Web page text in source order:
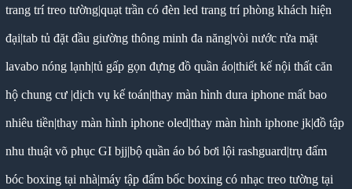
trang trí treo tường|quạt trần có đèn led trang trí phòng khách hiện
đại|tab tủ đặt đầu giường thông minh đa năng|vòi nước rửa mặt
lavabo nóng lạnh|tủ gấp gọn đựng đồ quần áo|thiết kế nội thất căn
hộ chung cư|dịch vụ kế toán|thay màn hình dura iphone mất bao
nhiêu tiền|thay màn hình iphone oled|thay màn hình iphone jk|đồ tập
nhu thuật võ phục GI bjj|bộ quần áo bó bơi lội rashguard|trụ đấm
bóc boxing tại nhà|máy tập đấm bốc boxing có nhạc treo tường tại